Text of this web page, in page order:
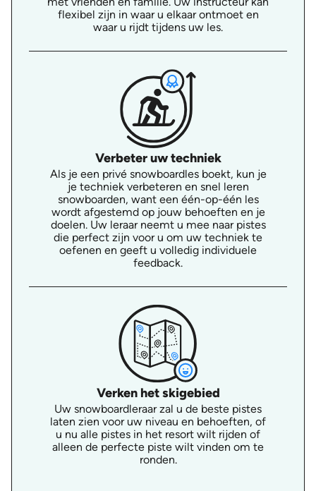
flexibel zijn in waar u elkaar ontmoet en
waar u rijdt tijdens uw les.
Verbeter uw techniek
Als je een privé snowboardles boekt, kun je
je techniek verbeteren en snel leren
snowboarden, want een één-op-één les
wordt afgestemd op jouw behoeften en je
doelen. Uw leraar neemt u mee naar pistes
die perfect zijn voor u om uw techniek te
oefenen en geeft u volledig individuele
feedback.
Verken het skigebied
Uw snowboardleraar zal u de beste pistes
laten zien voor uw niveau en behoeften, of
u nu alle pistes in het resort wilt rijden of
alleen de perfecte piste wilt vinden om te
ronden.